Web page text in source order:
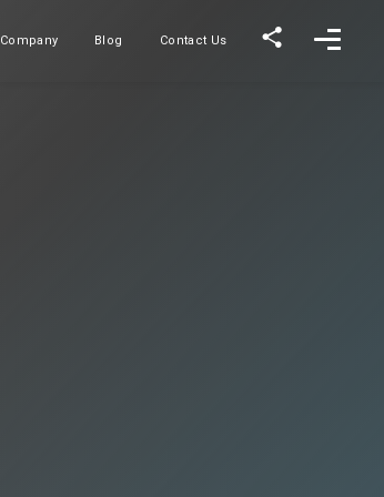
Company
会社概要 Blog
ブログ Contact Us
お問い合わせ